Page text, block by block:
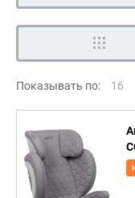
Показывать по: 16